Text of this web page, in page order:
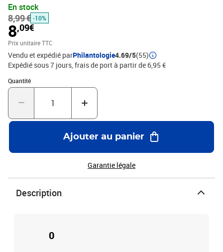
En stock
8,99 € -10%
8,09€
Prix unitaire TTC
Vendu et expédié parPhilantologie4.69/5(55)
Expédié sous 7 jours, frais de port à partir de 6,95 €
Quantité
Quantité : 1
Ajouter au panier
Garantie légale
Description
0